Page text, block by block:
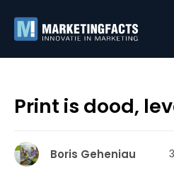
Print is dood,
Boris Geheniau